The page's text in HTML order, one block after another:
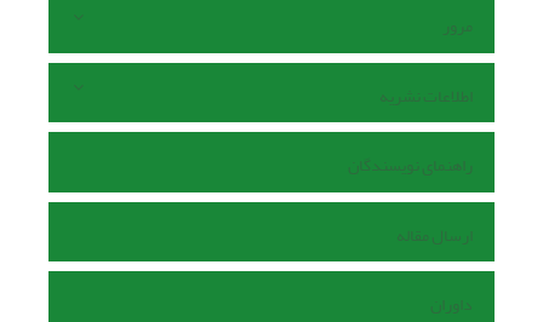
مرور
اطلاعات نشریه
راهنمای نویسندگان
ارسال مقاله
داوران